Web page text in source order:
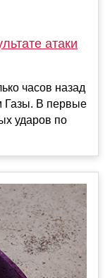
атаки
часов назад
Газы. В первые
ударов по